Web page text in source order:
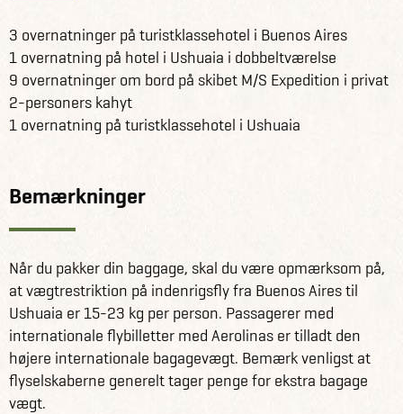
3 overnatninger på turistklassehotel i Buenos Aires
1 overnatning på hotel i Ushuaia i dobbeltværelse
9 overnatninger om bord på skibet M/S Expedition i privat
2-personers kahyt
1 overnatning på turistklassehotel i Ushuaia
Bemærkninger
Når du pakker din baggage, skal du være opmærksom på,
at vægtrestriktion på indenrigsfly fra Buenos Aires til
Ushuaia er 15-23 kg per person. Passagerer med
internationale flybilletter med Aerolinas er tilladt den
højere internationale bagagevægt. Bemærk venligst at
flyselskaberne generelt tager penge for ekstra bagage
vægt.